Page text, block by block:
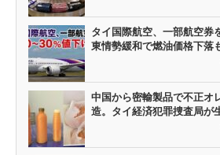
タイ国際航空、一部航空券
東情勢緩和で燃油価格下落
中国から密輸製品で不正オ
造。タイ経済犯罪捜査局が